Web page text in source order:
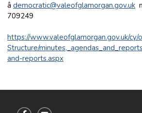
â democratic@valeofglamorgan.gov.uk
709249
https://www.valeofglamorgan.gov.uk/cy/
Structure/
and-reports.aspx